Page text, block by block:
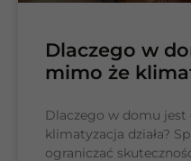
Dlaczego w
mimo że
Dlaczego w domu
klimatyzacja działa?
ograniczać